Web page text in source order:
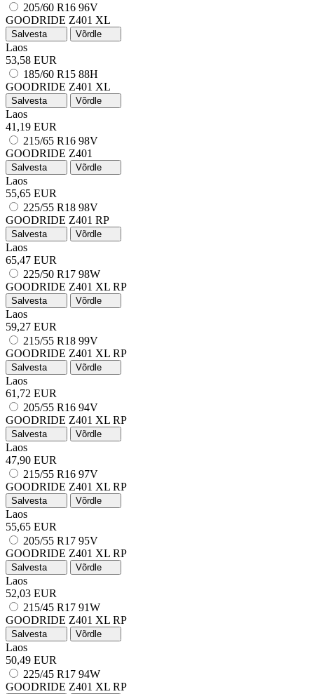
205/60 R16 96V
GOODRIDE Z401 XL
Salvesta Võrdle
Laos
53,58 EUR
185/60 R15 88H
GOODRIDE Z401 XL
Salvesta Võrdle
Laos
41,19 EUR
215/65 R16 98V
GOODRIDE Z401
Salvesta Võrdle
Laos
55,65 EUR
225/55 R18 98V
GOODRIDE Z401 RP
Salvesta Võrdle
Laos
65,47 EUR
225/50 R17 98W
GOODRIDE Z401 XL RP
Salvesta Võrdle
Laos
59,27 EUR
215/55 R18 99V
GOODRIDE Z401 XL RP
Salvesta Võrdle
Laos
61,72 EUR
205/55 R16 94V
GOODRIDE Z401 XL RP
Salvesta Võrdle
Laos
47,90 EUR
215/55 R16 97V
GOODRIDE Z401 XL RP
Salvesta Võrdle
Laos
55,65 EUR
205/55 R17 95V
GOODRIDE Z401 XL RP
Salvesta Võrdle
Laos
52,03 EUR
215/45 R17 91W
GOODRIDE Z401 XL RP
Salvesta Võrdle
Laos
50,49 EUR
225/45 R17 94W
GOODRIDE Z401 XL RP